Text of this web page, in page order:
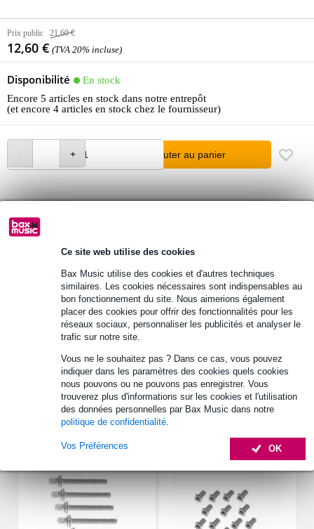
Ce site web utilise des cookies
Bax Music utilise des cookies et d'autres techniques
similaires. Les cookies nécessaires sont indispensables au
bon fonctionnement du site. Nous aimerions également
placer des cookies pour offrir des fonctionnalités pour les
réseaux sociaux, personnaliser les publicités et analyser le
trafic sur notre site.
Vous ne le souhaitez pas ? Dans ce cas, vous pouvez
indiquer dans les paramètres des cookies quels cookies
nous pouvons ou ne pouvons pas enregistrer. Vous
trouverez plus d'informations sur les cookies et l'utilisation
des données personnelles par Bax Music dans notre
politique de confidentialité
OK
Vos Préférences
Prix public 21,60 €
12,60 € (TVA 20% incluse)
Disponibilité
En stock
Encore 5 articles en stock dans notre entrepôt
(et encore 4 articles en stock chez le fournisseur)
Ajouter au panier
Retours gratuits
30 jours satisfait ou remboursé
Informations
clé de batterie compacte
composition : métal
Afficher toutes les caractéristiques du produit
Accessoires (5)